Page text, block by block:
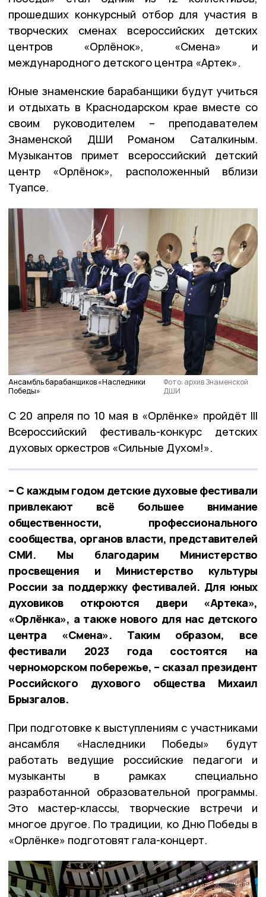
прошедших конкурсный отбор для участия в
творческих сменах всероссийских детских
центров «Орлёнок», «Смена» и
международного детского центра «Артек».
Юные знаменские барабанщики будут учиться
и отдыхать в Краснодарском крае вместе со
своим руководителем – преподавателем
Знаменской ДШИ Романом Саталкиным.
Музыкантов примет всероссийский детский
центр «Орлёнок», расположенный вблизи
Туапсе.
Ансамбль барабанщиков «Наследники
Победы»
Фото: архив Знаменской
ДШИ
С 20 апреля по 10 мая​ в «Орлёнке» пройдёт III
Всероссийский фестиваль-конкурс детских
духовых оркестров «Сильные Духом!».
– С каждым годом детские духовые фестивали
привлекают всё большее внимание
общественности, профессионального
сообщества, органов власти, представителей
СМИ. Мы благодарим Министерство
просвещения и Министерство культуры
России за поддержку фестивалей. Для юных
духовиков откроются двери «Артека»,
«Орлёнка», а также нового для нас детского
центра «Смена». Таким образом, все
фестивали 2023 года состоятся на
черноморском побережье, – сказал президент
Российского духового общества Михаил
Брызгалов.
При подготовке к выступлениям с участниками
ансамбля «Наследники Победы» будут
работать ведущие российские педагоги и
музыканты в рамках специально
разработанной образовательной программы.
Это мастер-классы, творческие встречи и
многое другое. По традиции, ко Дню Победы в
«Орлёнке» подготовят гала-концерт.